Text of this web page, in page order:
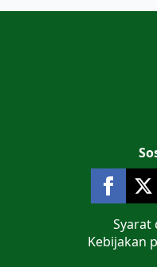
Syarat
Kebijakan